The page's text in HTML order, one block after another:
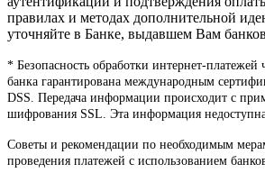
правилах и методах дополнительной
уточняйте в Банке, выдавшем Вам
* Безопасность обработки интернет-
банка гарантирована международным
DSS. Передача информации происходит с
шифрования SSL. Эта информация
Советы и рекомендации по необходимым
проведения платежей с использованием